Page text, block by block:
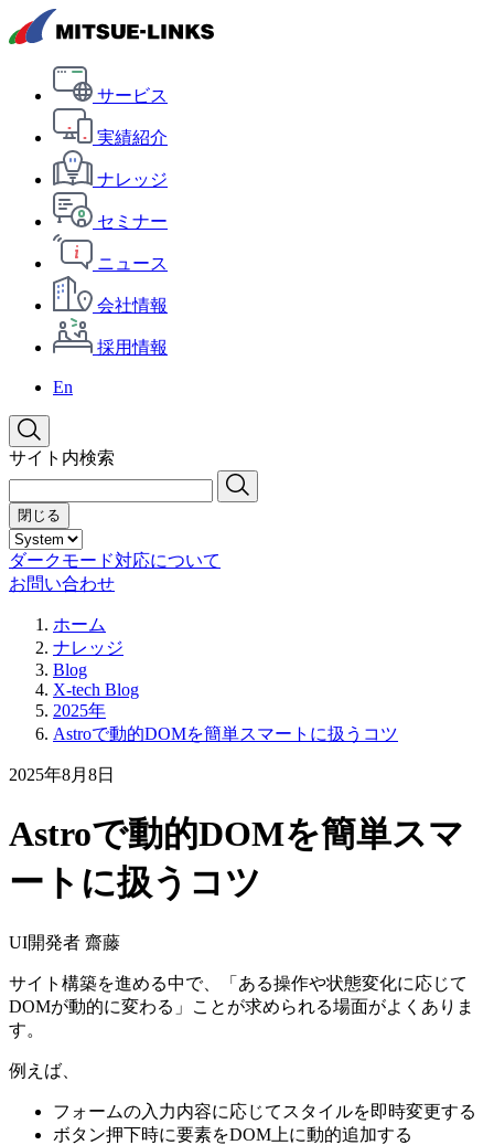
サービス
実績紹介
ナレッジ
セミナー
ニュース
会社情報
採用情報
En
サイト内検索
閉じる
ダークモード対応について
お問い合わせ
ホーム
ナレッジ
Blog
X-tech Blog
2025年
Astroで動的DOMを簡単スマートに扱うコツ
2025年8月8日
Astroで動的DOMを簡単スマ
ートに扱うコツ
UI開発者 齋藤
サイト構築を進める中で、「ある操作や状態変化に応じて
DOMが動的に変わる」ことが求められる場面がよくありま
す。
例えば、
フォームの入力内容に応じてスタイルを即時変更する
ボタン押下時に要素をDOM上に動的追加する